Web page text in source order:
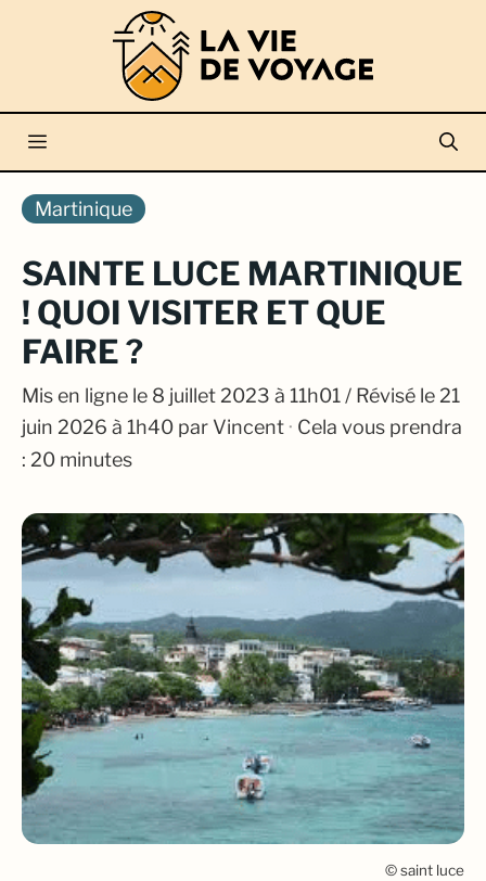
Menu
Martinique
SAINTE LUCE MARTINIQUE
! QUOI VISITER ET QUE
FAIRE ?
Mis en ligne le 8 juillet 2023 à 11h01 / Révisé le 21
juin 2026 à 1h40 par Vincent · Cela vous prendra
: 20 minutes
© saint luce